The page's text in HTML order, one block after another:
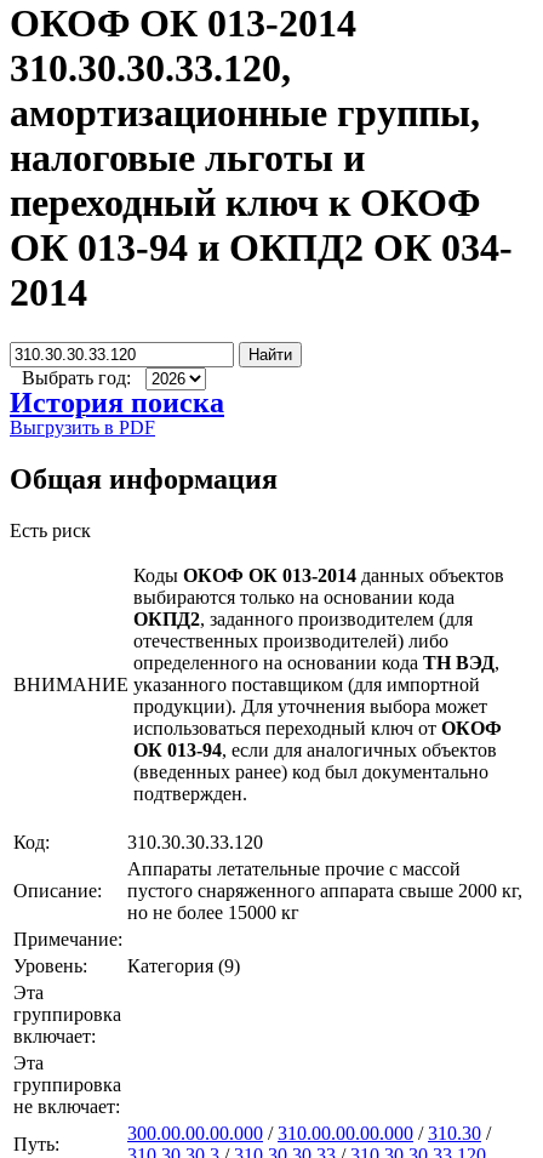
ОКОФ ОК 013-2014
310.30.30.33.120,
амортизационные группы,
налоговые льготы и
переходный ключ к ОКОФ
ОК 013-94 и ОКПД2 ОК 034-
2014
Найти
Выбрать год:
История поиска
Выгрузить в PDF
Общая информация
Есть риск
ВНИМАНИЕ
Коды ОКОФ ОК 013-2014 данных объектов
выбираются только на основании кода
ОКПД2, заданного производителем (для
отечественных производителей) либо
определенного на основании кода ТН ВЭД,
указанного поставщиком (для импортной
продукции). Для уточнения выбора может
использоваться переходный ключ от ОКОФ
ОК 013-94, если для аналогичных объектов
(введенных ранее) код был документально
подтвержден.
Код: 310.30.30.33.120
Описание:
Аппараты летательные прочие с массой
пустого снаряженного аппарата свыше 2000 кг,
но не более 15000 кг
Примечание:
Уровень:
Категория (9)
Эта
группировка
включает:
Эта
группировка
не включает:
Путь:
300.00.00.00.000 /310.00.00.00.000 /310.30 /